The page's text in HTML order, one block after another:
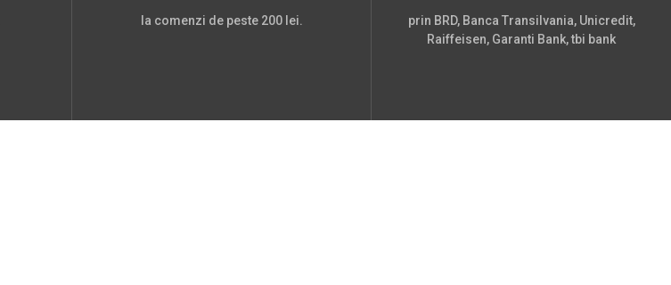
la comenzi de peste 200 lei.
prin BRD, Banca Transilvania, Unicredit,
Raiffeisen, Garanti Bank, tbi bank